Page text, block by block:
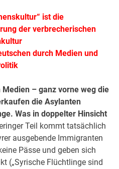
ist die
der verbrecherischen
durch Medien und
– ganz vorne weg die
die Asylanten
Was in doppelter Hinsicht
Teil kommt tatsächlich
ausgebende Immigranten
Pässe und geben sich
(„Syrische Flüchtlinge sind